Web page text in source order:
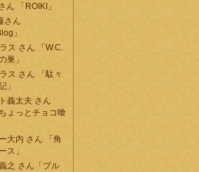
ん 「ROIKI」
さん
」
ス さん 「W.C.
巣」
ス さん 「駄々
」
義太夫 さん
ちょっとチョコ喰
大内 さん 「角
ス」
之 さん「ブル